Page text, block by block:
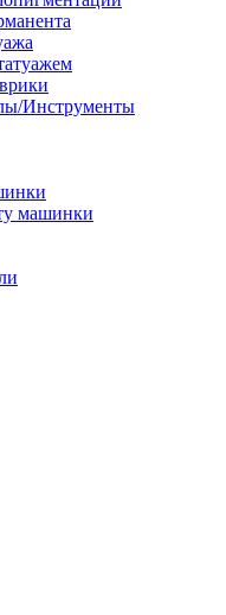
Инструменты
машинки